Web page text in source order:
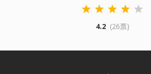
4.2 (26票)